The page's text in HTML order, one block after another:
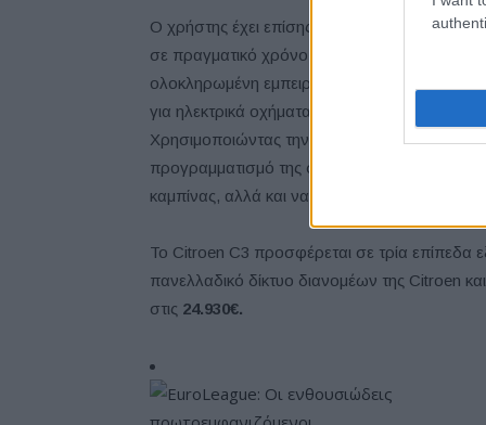
Ο χρήστης έχει επίσης τη δυνατότητα να
σε πραγματικό χρόνο, την κατάσταση
ολοκληρωμένη εμπειρία πλοήγησης χάρη
για ηλεκτρικά οχήματα Citroën, ως μέρος των
Χρησιμοποιώντας την εφαρμογή
MyCitroën,
προγραμματισμό της φόρτισης, καθώς και να
καμπίνας, αλλά και να ελέγξει το επίπεδο
Το Citroen C3 προσφέρεται σε τρία επίπεδα
πανελλαδικό δίκτυο διανομέων της Citroen
στις 24.930€.